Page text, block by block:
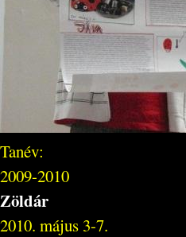
Tanév:
2009-2010
Zöldár
2010. május 3-7.